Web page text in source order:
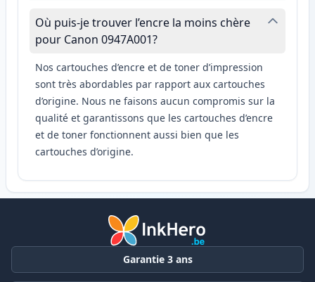
Où puis-je trouver l’encre la moins chère
pour Canon 0947A001?
Nos cartouches d’encre et de toner d’impression
sont très abordables par rapport aux cartouches
d’origine. Nous ne faisons aucun compromis sur la
qualité et garantissons que les cartouches d’encre
et de toner fonctionnent aussi bien que les
cartouches d’origine.
Garantie 3 ans